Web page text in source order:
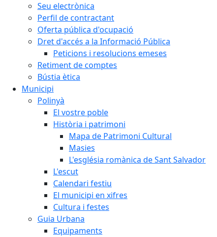
Seu electrònica
Perfil de contractant
Oferta pública d'ocupació
Dret d'accés a la Informació Pública
Peticions i resolucions emeses
Retiment de comptes
Bústia ètica
Municipi
Polinyà
El vostre poble
Història i patrimoni
Mapa de Patrimoni Cultural
Masies
L'església romànica de Sant Salvador
L'escut
Calendari festiu
El municipi en xifres
Cultura i festes
Guia Urbana
Equipaments